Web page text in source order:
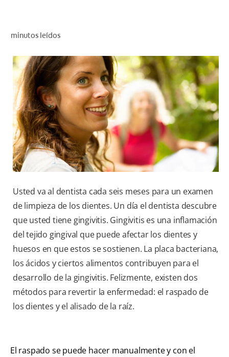
PARA PROFESIONALES
CUPONES
CO (ES)
SUSCRÍBETE
minutos leídos
Usted va al dentista cada seis meses para un examen
de limpieza de los dientes. Un día el dentista descubre
que usted tiene gingivitis. Gingivitis es una inflamación
del tejido gingival que puede afectar los dientes y
huesos en que estos se sostienen. La placa bacteriana,
los ácidos y ciertos alimentos contribuyen para el
desarrollo de la gingivitis. Felizmente, existen dos
métodos para revertir la enfermedad: el raspado de
los dientes y el alisado de la raíz.
El raspado se puede hacer manualmente y con el